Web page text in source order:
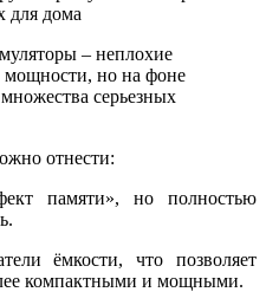
– неплохие
мощности, но на фоне
серьезных
отнести:
памяти», но полностью
ёмкости, что позволяет
компактными и мощными.